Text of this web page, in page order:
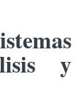
y